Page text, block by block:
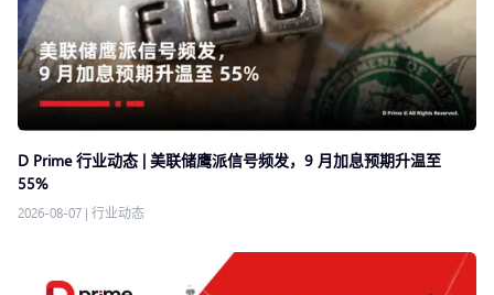
D Prime 行业动态 | 美联储鹰派信号频发，9 月加息预期升温至
55%
2026-08-07 | 行业动态